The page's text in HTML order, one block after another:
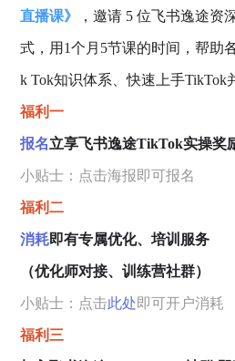
直播课》 ，邀请 5 位飞书逸途资
式，用1个月5节课的时间，帮助
k Tok知识体系、快速上手TikTok
福利一
报名立享飞书逸途TikTok实操奖
小贴士：点击海报即可报名
福利二
消耗即有专属优化、培训服务
（优化师对接、训练营社群）
小贴士：点击此处即可开户消耗
福利三